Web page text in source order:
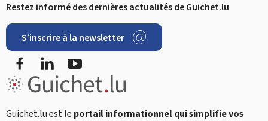
Restez informé des dernières actualités de Guichet.lu
S’inscrire à la newsletter
FacebookLinkedIn
Guichet.lu est le portail informationnel qui simplifie vos